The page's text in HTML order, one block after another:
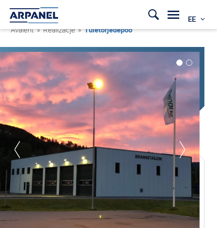
EE
Avaleht » Realizacje »Tuletõrjedepoo